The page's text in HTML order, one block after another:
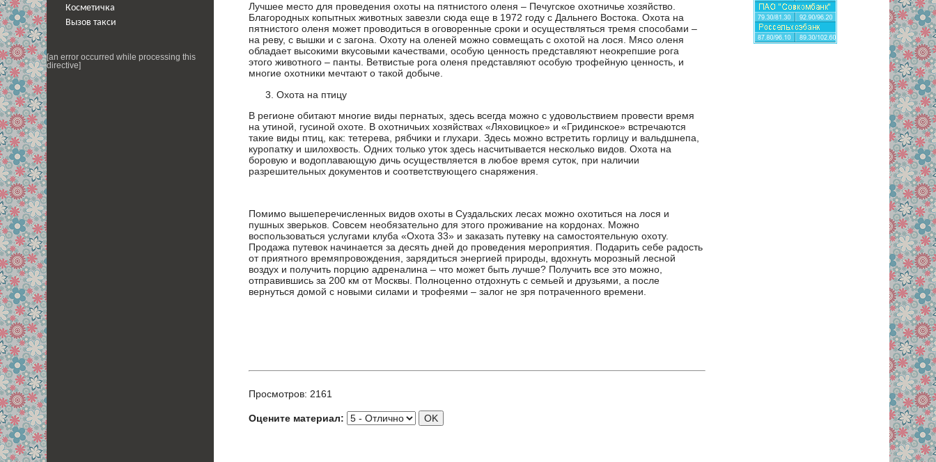
Косметичка
Вызов такси
[an error occurred while processing this
directive]
Лучшее место для проведения охоты на пятнистого оленя – Печугское охотничье хозяйство.
Благородных копытных животных завезли сюда еще в 1972 году с Дальнего Востока. Охота на
пятнистого оленя может проводиться в оговоренные сроки и осуществляться тремя способами –
на реву, с вышки и с загона. Охоту на оленей можно совмещать с охотой на лося. Мясо оленя
обладает высокими вкусовыми качествами, особую ценность представляют неокрепшие рога
этого животного – панты. Ветвистые рога оленя представляют особую трофейную ценность, и
многие охотники мечтают о такой добыче.
Охота на птицу
В регионе обитают многие виды пернатых, здесь всегда можно с удовольствием провести время
на утиной, гусиной охоте. В охотничьих хозяйствах «Ляховицкое» и «Гридинское» встречаются
такие виды птиц, как: тетерева, рябчики и глухари. Здесь можно встретить горлицу и вальдшнепа,
куропатку и шилохвость. Одних только уток здесь насчитывается несколько видов. Охота на
боровую и водоплавающую дичь осуществляется в любое время суток, при наличии
разрешительных документов и соответствующего снаряжения.
Помимо вышеперечисленных видов охоты в Суздальских лесах можно охотиться на лося и
пушных зверьков. Совсем необязательно для этого проживание на кордонах. Можно
воспользоваться услугами клуба «Охота 33» и заказать путевку на самостоятельную охоту.
Продажа путевок начинается за десять дней до проведения мероприятия. Подарить себе радость
от приятного времяпровождения, зарядиться энергией природы, вдохнуть морозный лесной
воздух и получить порцию адреналина – что может быть лучше? Получить все это можно,
отправившись за 200 км от Москвы. Полноценно отдохнуть с семьей и друзьями, а после
вернуться домой с новыми силами и трофеями – залог не зря потраченного времени.
Просмотров: 2161
Оцените материал: